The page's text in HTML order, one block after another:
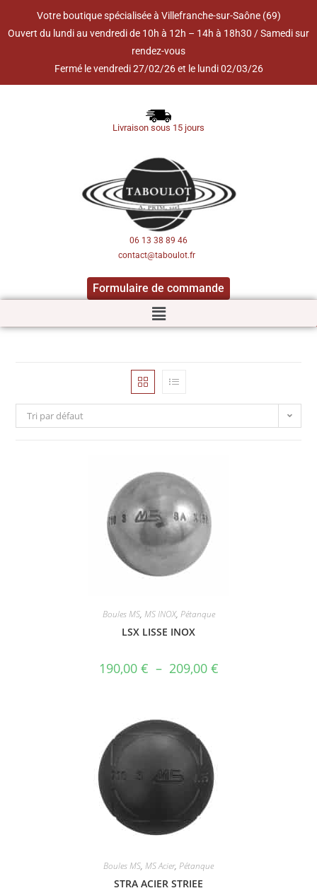
Votre boutique spécialisée à Villefranche-sur-Saône (69)
Ouvert du lundi au vendredi de 10h à 12h – 14h à 18h30 / Samedi sur
rendez-vous
Fermé le vendredi 27/02/26 et le lundi 02/03/26
Livraison sous 15 jours
06 13 38 89 46
contact@taboulot.fr
Formulaire de commande
Tri par défaut
Boules MS, MS INOX, Pétanque
LSX LISSE INOX
190,00 € – 209,00 €
Boules MS, MS Acier, Pétanque
STRA ACIER STRIEE